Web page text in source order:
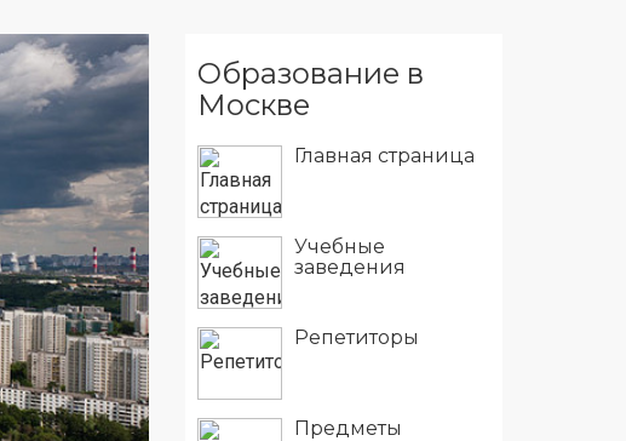
Образование в
Москве
Главная страница
Учебные
заведения
Репетиторы
Предметы